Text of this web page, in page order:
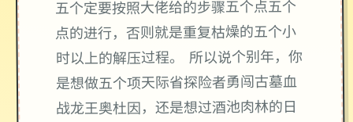
五个定要按照大佬给的步骤五个点五个
点的进行，否则就是重复枯燥的五个小
时以上的解压过程。 所以说个别年，你
是想做五个项天际省探险者勇闯古墓血
战龙王奥杜因，还是想过酒池肉林的日